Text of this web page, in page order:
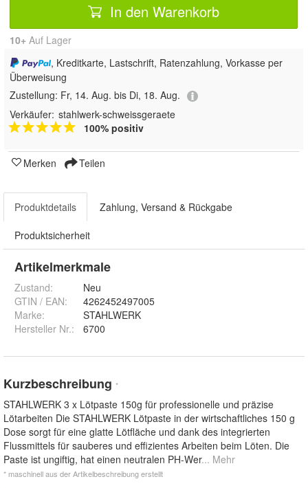
In den Warenkorb
10+ Auf Lager
, Kreditkarte, Lastschrift, Ratenzahlung, Vorkasse per
Überweisung
Zustellung: Fr, 14. Aug. bis Di, 18. Aug.
Verkäufer: stahlwerk-schweissgeraete
100% positiv
Merken Teilen
Produktdetails Zahlung, Versand & Rückgabe
Produktsicherheit
Artikelmerkmale
Zustand:
Neu
GTIN / EAN:
4262452497005
Marke:
STAHLWERK
Hersteller Nr.:
6700
Kurzbeschreibung *
STAHLWERK 3 x Lötpaste 150g für professionelle und präzise
Lötarbeiten Die STAHLWERK Lötpaste in der wirtschaftliches 150 g
Dose sorgt für eine glatte Lötfläche und dank des integrierten
Flussmittels für sauberes und effizientes Arbeiten beim Löten. Die
Paste ist ungiftig, hat einen neutralen PH-Wer... Mehr
* maschinell aus der Artikelbeschreibung erstellt